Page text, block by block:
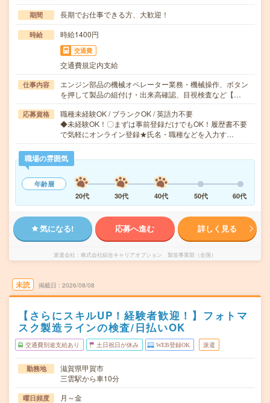
期間 長期でお仕事できる方、大歓迎！
時給 時給1400円
交通費
交通費規定内支給
仕事内容
エンジン部品の機械オペレーター業務・機械操作、ボタン
を押して製品の組付け・出来高確認、目視検査など【…
応募資格
職種未経験OK / ブランクOK / 英語力不要
◆未経験OK！〇まずは事前登録だけでもOK！履歴書不要
で気軽にオンライン登録★氏名・職種などを入力す…
職場の雰囲気
年齢層
20代
30代 40代 50代 60代
気になる! 応募へ進む 詳しく見る
派遣会社 株式会社綜合キャリアオプション 製造事業部（全国）
未読 掲載日 2026/08/08
【さらにスキルUP！経験者歓迎！】フォトマ
スク製造ラインの検査/日払いOK
交通費別途支給あり 土日祝日が休み WEB登録OK 派遣
勤務地
滋賀県甲賀市
三雲駅から車10分
曜日頻度 月～金